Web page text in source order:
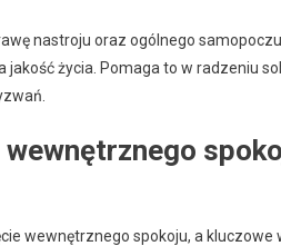
nastroju oraz ogólnego
jakość życia. Pomaga to w radzeniu
wewnętrznego spokoju, a kluczowe